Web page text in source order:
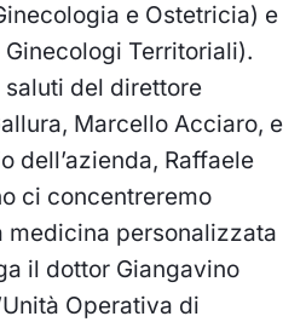
e Ostetricia) e
Territoriali).
del direttore
Marcello Acciaro, e
dell’azienda, Raffaele
ci concentreremo
medicina personalizzata
il dottor Giangavino
Operativa di